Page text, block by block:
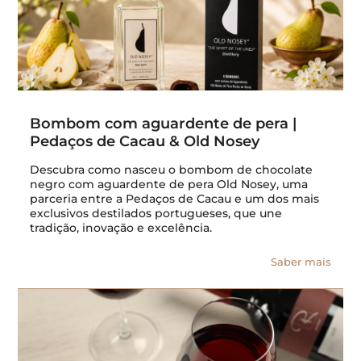
Bombom com aguardente de pera |
Pedaços de Cacau & Old Nosey
Descubra como nasceu o bombom de chocolate
negro com aguardente de pera Old Nosey, uma
parceria entre a Pedaços de Cacau e um dos mais
exclusivos destilados portugueses, que une
tradição, inovação e excelência.
Saber mais